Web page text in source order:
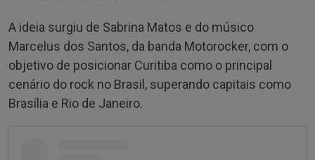
A ideia surgiu de Sabrina Matos e do músico
Marcelus dos Santos, da banda Motorocker, com o
objetivo de posicionar Curitiba como o principal
cenário do rock no Brasil, superando capitais como
Brasília e Rio de Janeiro.